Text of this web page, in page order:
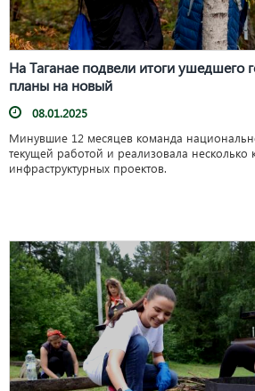
На Таганае подвели итоги ушедшего
планы на новый
08.01.2025
Минувшие 12 месяцев команда
текущей работой и реализовала несколько
инфраструктурных проектов.